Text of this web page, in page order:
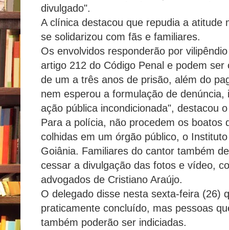
divulgado".
A clínica destacou que repudia a atitude
se solidarizou com fãs e familiares.
Os envolvidos responderão por
artigo 212 do Código Penal e podem
de um a três anos de prisão, além do
nem esperou a formulação de
ação pública incondicionada", destacou
Para a polícia, não procedem os boatos
colhidas em um órgão público, o
Goiânia. Familiares do cantor também
cessar a divulgação das fotos e vídeo,
advogados de Cristiano Araújo.
O delegado disse nesta sexta-feira (26)
praticamente concluído, mas pessoas
também poderão ser indiciadas.